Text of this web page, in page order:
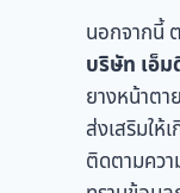
นอกจากนี้
บริษัท เอ็
ยางหน้าตา
ส่งเสริมใ
ติดตามควา